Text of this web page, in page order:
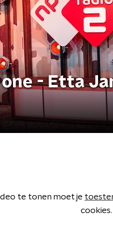
- Etta
te tonen moet je
cookies.